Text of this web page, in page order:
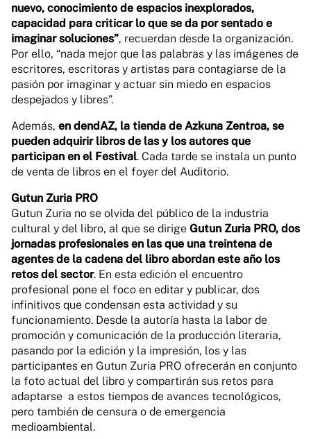
nuevo, conocimiento de espacios inexplorados,
capacidad para criticar lo que se da por sentado e
imaginar soluciones”, recuerdan desde la organización.
Por ello, “nada mejor que las palabras y las imágenes de
escritores, escritoras y artistas para contagiarse de la
pasión por imaginar y actuar sin miedo en espacios
despejados y libres”.
Además, en dendAZ, la tienda de Azkuna Zentroa, se
pueden adquirir libros de las y los autores que
participan en el Festival. Cada tarde se instala un punto
de venta de libros en el foyer del Auditorio.
Gutun Zuria PRO
Gutun Zuria no se olvida del público de la industria
cultural y del libro, al que se dirige Gutun Zuria PRO, dos
jornadas profesionales en las que una treintena de
agentes de la cadena del libro abordan este año los
retos del sector. En esta edición el encuentro
profesional pone el foco en editar y publicar, dos
infinitivos que condensan esta actividad y su
funcionamiento. Desde la autoría hasta la labor de
promoción y comunicación de la producción literaria,
pasando por la edición y la impresión, los y las
participantes en Gutun Zuria PRO ofrecerán en conjunto
la foto actual del libro y compartirán sus retos para
adaptarse a estos tiempos de avances tecnológicos,
pero también de censura o de emergencia
medioambiental.